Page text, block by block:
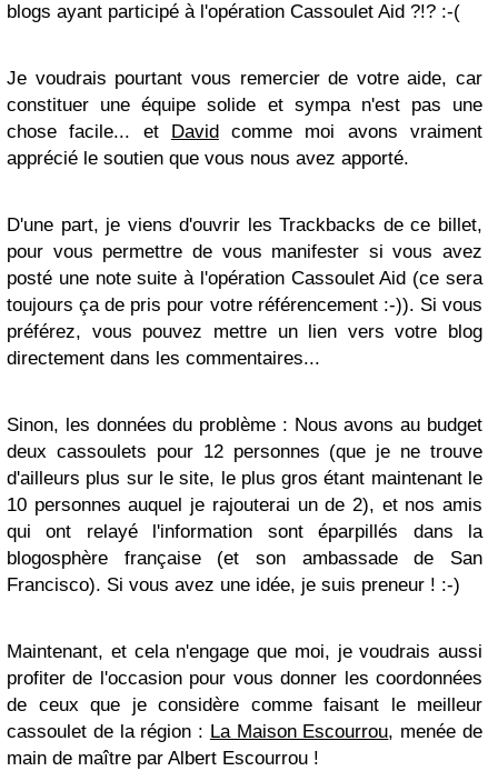
blogs ayant participé à l'opération Cassoulet Aid ?!? :-(
Je voudrais pourtant vous remercier de votre aide, car
constituer une équipe solide et sympa n'est pas une
chose facile... et
David comme moi avons vraiment
apprécié le soutien que vous nous avez apporté.
D'une part, je viens d'ouvrir les Trackbacks de ce billet,
pour vous permettre de vous manifester si vous avez
posté une note suite à l'opération Cassoulet Aid (ce sera
toujours ça de pris pour votre référencement :-)). Si vous
préférez, vous pouvez mettre un lien vers votre blog
directement dans les commentaires...
Sinon, les données du problème : Nous avons au budget
deux cassoulets pour 12 personnes (que je ne trouve
d'ailleurs plus sur le site, le plus gros étant maintenant le
10 personnes auquel je rajouterai un de 2), et nos amis
qui ont relayé l'information sont éparpillés dans la
blogosphère française (et son ambassade de San
Francisco). Si vous avez une idée, je suis preneur ! :-)
Maintenant, et cela n'engage que moi, je voudrais aussi
profiter de l'occasion pour vous donner les coordonnées
de ceux que je considère comme faisant le meilleur
cassoulet de la région : La Maison Escourrou, menée de
main de maître par Albert Escourrou !